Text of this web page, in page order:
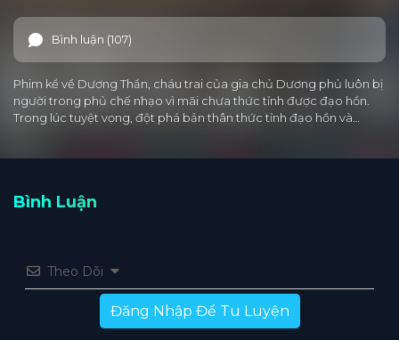
Bình luận (107)
Phim kể về Dương Thần, cháu trai của gia chủ Dương phủ luôn bị
người trong phủ chế nhạo vì mãi chưa thức tỉnh được đạo hồn.
Trong lúc tuyệt vọng, đột phá bản thân thức tỉnh đạo hồn và…
Bình Luận
Theo Dõi
Đăng Nhập Để Tu Luyện